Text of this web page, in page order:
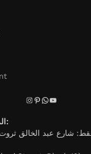
المقر الرئيسي (القاهرة):